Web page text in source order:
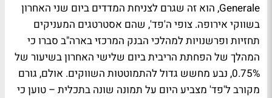
Generale, הוא זה שגרם לצניחת המדדים ביום שני האחרון
בשווקי אירופה. צופי ה'פד', שהם אסטרטגים המעניקים
תחזיות ופרשנויות למהלכי הבנק המרכזי בארה"ב סברו כי
המהלך של הפחתת הריבית ביום שלישי האחרון בשיעור של
0.75%, נבע מחשש גדול להתמוטטות השווקים. אולם, גורם
מקורב ל'פד' מצביע היום על תמונה שונה בתכלית – טוען כי